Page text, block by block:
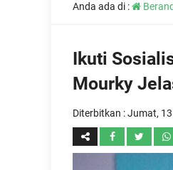
Anda ada di :
Ikuti
Mourky
Diterbitkan :Jumat,